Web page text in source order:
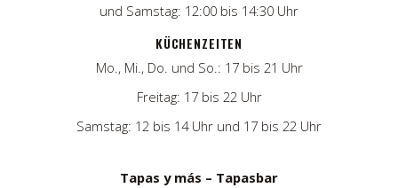
und Samstag: 12:00 bis 14:30 Uhr
KÜCHENZEITEN
Mo., Mi., Do. und So.: 17 bis 21 Uhr
Freitag: 17 bis 22 Uhr
Samstag: 12 bis 14 Uhr und 17 bis 22 Uhr
Tapas y más – Tapasbar